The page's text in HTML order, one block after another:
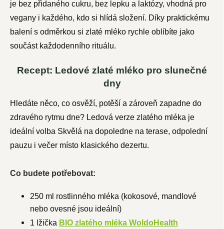
je bez přidaného cukru, bez lepku a laktózy, vhodná pro
vegany i každého, kdo si hlídá složení. Díky praktickému
balení s odměrkou si zlaté mléko rychle oblíbíte jako
součást každodenního rituálu.
Recept: Ledové zlaté mléko pro slunečné
dny
Hledáte něco, co osvěží, potěší a zároveň zapadne do
zdravého rytmu dne? Ledová verze zlatého mléka je
ideální volba Skvělá na dopoledne na terase, odpolední
pauzu i večer místo klasického dezertu.
Co budete potřebovat:
250 ml rostlinného mléka (kokosové, mandlové
nebo ovesné jsou ideální)
1 lžička BIO zlatého mléka WoldoHealth